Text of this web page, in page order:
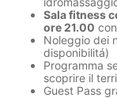
Sala fitness
ore 21.00
Noleggio dei
disponibilitá)
Programma
scoprire il
Guest Pass